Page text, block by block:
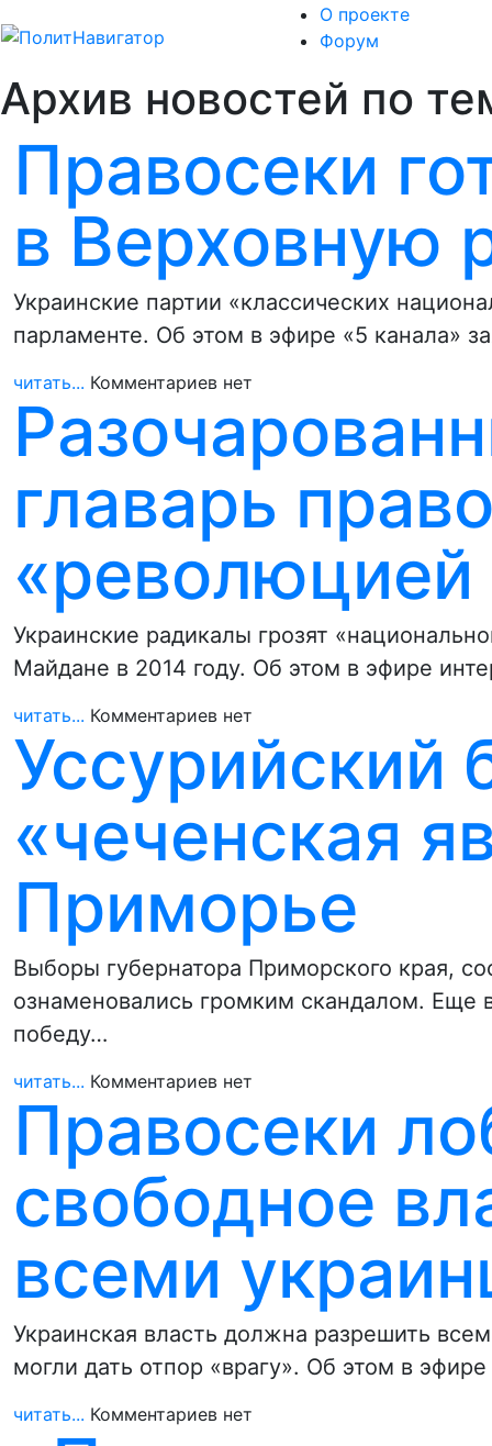
О проекте
Форум
Архив новостей по
Правосеки
в Верховную
Украинские партии «классических
парламенте. Об этом в эфире «5 канала»
читать... Комментариев нет
главарь
Украинские радикалы грозят
Майдане в 2014 году. Об этом в эфире
читать... Комментариев нет
Уссурийский
«чеченская
Приморье
Выборы губернатора Приморского края,
ознаменовались громким скандалом. Еще
победу…
читать... Комментариев нет
Правосеки
свободное
всеми
Украинская власть должна разрешить
могли дать отпор «врагу». Об этом в
читать... Комментариев нет